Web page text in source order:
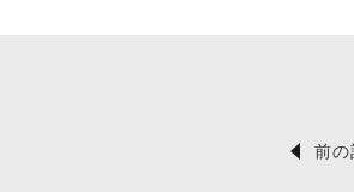
前の